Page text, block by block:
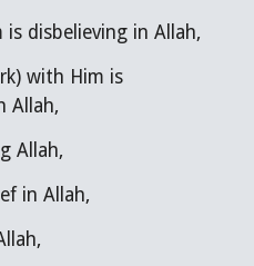
is disbelieving in Allah,
with Him is
Allah,
Allah,
in Allah,